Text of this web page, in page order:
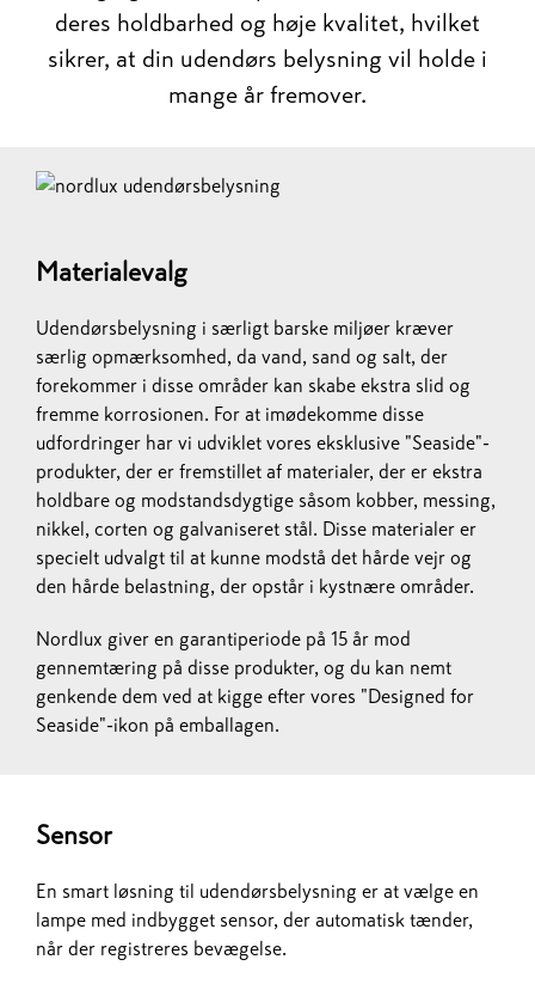
deres holdbarhed og høje kvalitet, hvilket
sikrer, at din udendørs belysning vil holde i
mange år fremover.
Materialevalg
Udendørsbelysning i særligt barske miljøer kræver
særlig opmærksomhed, da vand, sand og salt, der
forekommer i disse områder kan skabe ekstra slid og
fremme korrosionen. For at imødekomme disse
udfordringer har vi udviklet vores eksklusive "Seaside"-
produkter, der er fremstillet af materialer, der er ekstra
holdbare og modstandsdygtige såsom kobber, messing,
nikkel, corten og galvaniseret stål. Disse materialer er
specielt udvalgt til at kunne modstå det hårde vejr og
den hårde belastning, der opstår i kystnære områder.
Nordlux giver en garantiperiode på 15 år mod
gennemtæring på disse produkter, og du kan nemt
genkende dem ved at kigge efter vores "Designed for
Seaside"-ikon på emballagen.
Sensor
En smart løsning til udendørsbelysning er at vælge en
lampe med indbygget sensor, der automatisk tænder,
når der registreres bevægelse.